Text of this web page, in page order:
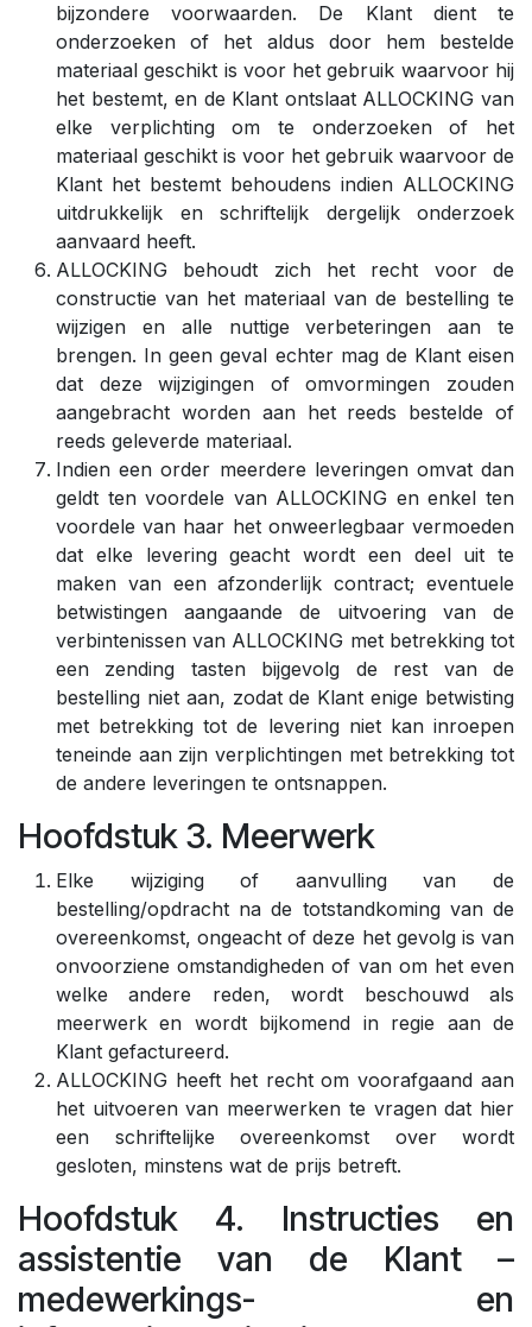
bijzondere voorwaarden. De Klant dient te
onderzoeken of het aldus door hem bestelde
materiaal geschikt is voor het gebruik waarvoor hij
het bestemt, en de Klant ontslaat ALLOCKING van
elke verplichting om te onderzoeken of het
materiaal geschikt is voor het gebruik waarvoor de
Klant het bestemt behoudens indien ALLOCKING
uitdrukkelijk en schriftelijk dergelijk onderzoek
aanvaard heeft.
ALLOCKING behoudt zich het recht voor de
constructie van het materiaal van de bestelling te
wijzigen en alle nuttige verbeteringen aan te
brengen. In geen geval echter mag de Klant eisen
dat deze wijzigingen of omvormingen zouden
aangebracht worden aan het reeds bestelde of
reeds geleverde materiaal.
Indien een order meerdere leveringen omvat dan
geldt ten voordele van ALLOCKING en enkel ten
voordele van haar het onweerlegbaar vermoeden
dat elke levering geacht wordt een deel uit te
maken van een afzonderlijk contract; eventuele
betwistingen aangaande de uitvoering van de
verbintenissen van ALLOCKING met betrekking tot
een zending tasten bijgevolg de rest van de
bestelling niet aan, zodat de Klant enige betwisting
met betrekking tot de levering niet kan inroepen
teneinde aan zijn verplichtingen met betrekking tot
de andere leveringen te ontsnappen.
Hoofdstuk 3. Meerwerk
Elke wijziging of aanvulling van de
bestelling/opdracht na de totstandkoming van de
overeenkomst, ongeacht of deze het gevolg is van
onvoorziene omstandigheden of van om het even
welke andere reden, wordt beschouwd als
meerwerk en wordt bijkomend in regie aan de
Klant gefactureerd.
ALLOCKING heeft het recht om voorafgaand aan
het uitvoeren van meerwerken te vragen dat hier
een schriftelijke overeenkomst over wordt
gesloten, minstens wat de prijs betreft.
Hoofdstuk 4. Instructies en
assistentie van de Klant –
medewerkings- en